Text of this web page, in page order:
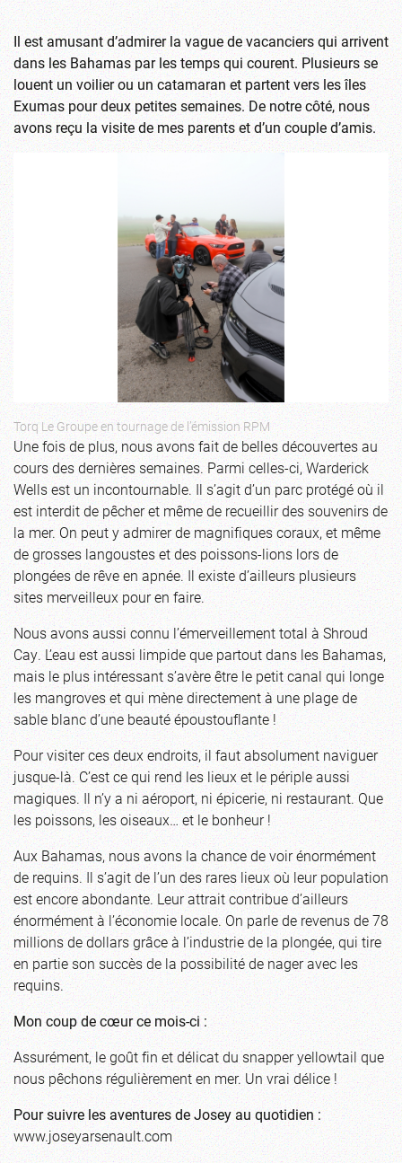
Il est amusant d’admirer la vague de vacanciers qui arrivent
dans les Bahamas par les temps qui courent. Plusieurs se
louent un voilier ou un catamaran et partent vers les îles
Exumas pour deux petites semaines. De notre côté, nous
avons reçu la visite de mes parents et d’un couple d’amis.
Torq Le Groupe en tournage de l’émission RPM
Une fois de plus, nous avons fait de belles découvertes au
cours des dernières semaines. Parmi celles-ci, Warderick
Wells est un incontournable. Il s’agit d’un parc protégé où il
est interdit de pêcher et même de recueillir des souvenirs de
la mer. On peut y admirer de magnifiques coraux, et même
de grosses langoustes et des poissons-lions lors de
plongées de rêve en apnée. Il existe d’ailleurs plusieurs
sites merveilleux pour en faire.
Nous avons aussi connu l’émerveillement total à Shroud
Cay. L’eau est aussi limpide que partout dans les Bahamas,
mais le plus intéressant s’avère être le petit canal qui longe
les mangroves et qui mène directement à une plage de
sable blanc d’une beauté époustouflante !
Pour visiter ces deux endroits, il faut absolument naviguer
jusque-là. C’est ce qui rend les lieux et le périple aussi
magiques. Il n’y a ni aéroport, ni épicerie, ni restaurant. Que
les poissons, les oiseaux… et le bonheur !
Aux Bahamas, nous avons la chance de voir énormément
de requins. Il s’agit de l’un des rares lieux où leur population
est encore abondante. Leur attrait contribue d’ailleurs
énormément à l’économie locale. On parle de revenus de 78
millions de dollars grâce à l’industrie de la plongée, qui tire
en partie son succès de la possibilité de nager avec les
requins.
Mon coup de cœur ce mois-ci :
Assurément, le goût fin et délicat du snapper yellowtail que
nous pêchons régulièrement en mer. Un vrai délice !
Pour suivre les aventures de Josey au quotidien :
www.joseyarsenault.com